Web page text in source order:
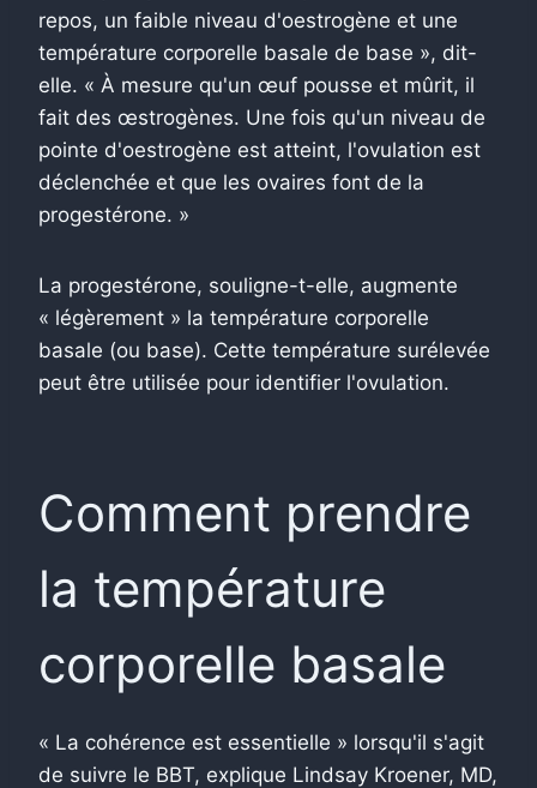
repos, un faible niveau d'oestrogène et une
température corporelle basale de base », dit-
elle. « À mesure qu'un œuf pousse et mûrit, il
fait des œstrogènes. Une fois qu'un niveau de
pointe d'oestrogène est atteint, l'ovulation est
déclenchée et que les ovaires font de la
progestérone. »
La progestérone, souligne-t-elle, augmente
« légèrement » la température corporelle
basale (ou base). Cette température surélevée
peut être utilisée pour identifier l'ovulation.
Comment prendre
la température
corporelle basale
« La cohérence est essentielle » lorsqu'il s'agit
de suivre le BBT, explique Lindsay Kroener, MD,